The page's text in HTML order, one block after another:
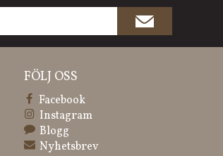
FÖLJ OSS
Facebook
Instagram
Blogg
Nyhetsbrev